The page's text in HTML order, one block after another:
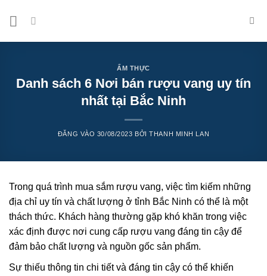
ẨM THỰC
Danh sách 6 Nơi bán rượu vang uy tín
nhất tại Bắc Ninh
ĐĂNG VÀO 30/08/2023 BỞITHANH MINH LAN
Trong quá trình mua sắm rượu vang, việc tìm kiếm những
địa chỉ uy tín và chất lượng ở tỉnh Bắc Ninh có thể là một
thách thức. Khách hàng thường gặp khó khăn trong việc
xác định được nơi cung cấp rượu vang đáng tin cậy để
đảm bảo chất lượng và nguồn gốc sản phẩm.
Sự thiếu thông tin chi tiết và đáng tin cậy có thể khiến